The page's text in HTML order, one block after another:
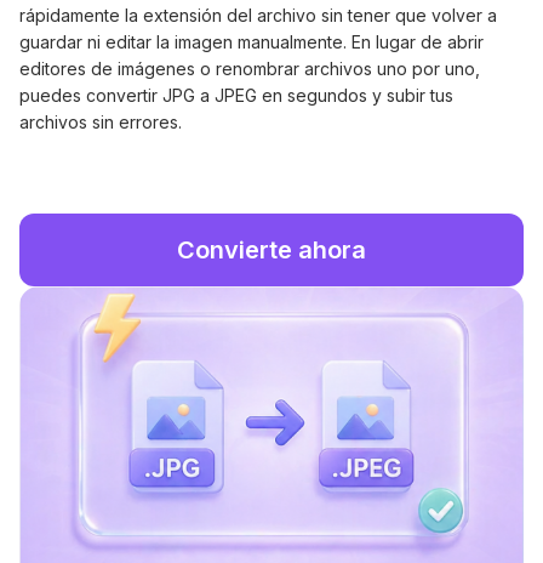
rápidamente la extensión del archivo sin tener que volver a
guardar ni editar la imagen manualmente. En lugar de abrir
editores de imágenes o renombrar archivos uno por uno,
puedes convertir JPG a JPEG en segundos y subir tus
archivos sin errores.
Convierte ahora